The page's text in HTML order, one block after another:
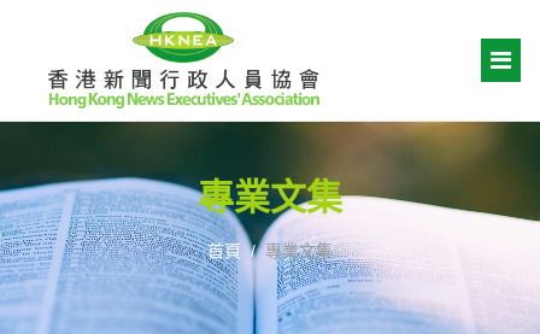
專業文集
首頁 專業文集